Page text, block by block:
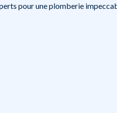
pour une plomberie